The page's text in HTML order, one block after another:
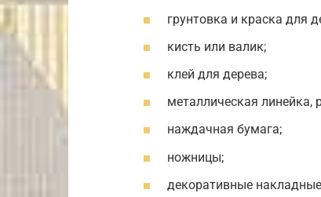
грунтовка и краска для
кисть или валик;
клей для дерева;
металлическая линейка,
наждачная бумага;
ножницы;
декоративные